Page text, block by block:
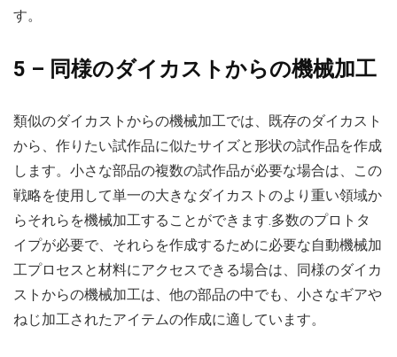
す。
5 – 同様のダイカストからの機械加工
類似のダイカストからの機械加工では、既存のダイカスト
から、作りたい試作品に似たサイズと形状の試作品を作成
します。小さな部品の複数の試作品が必要な場合は、この
戦略を使用して単一の大きなダイカストのより重い領域か
らそれらを機械加工することができます.多数のプロトタ
イプが必要で、それらを作成するために必要な自動機械加
工プロセスと材料にアクセスできる場合は、同様のダイカ
ストからの機械加工は、他の部品の中でも、小さなギアや
ねじ加工されたアイテムの作成に適しています。